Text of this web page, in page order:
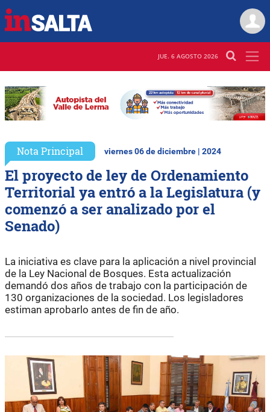
JUE. 6 AGOSTO 2026
Nota Principal viernes 06 de diciembre | 2024
El proyecto de ley de Ordenamiento
Territorial ya entró a la Legislatura (y
comenzó a ser analizado por el
Senado)
La iniciativa es clave para la aplicación a nivel provincial
de la Ley Nacional de Bosques. Esta actualización
demandó dos años de trabajo con la participación de
130 organizaciones de la sociedad. Los legisladores
estiman aprobarlo antes de fin de año.